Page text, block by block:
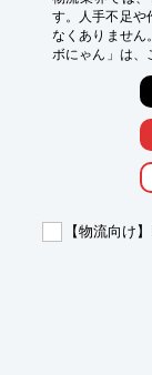
す。人手不足や
なくありません
ボにゃん」は、
【活用シーン】
・倉庫内での荷
・ピッキング作
・異物混入防止
・人件費の削減
【物流向け